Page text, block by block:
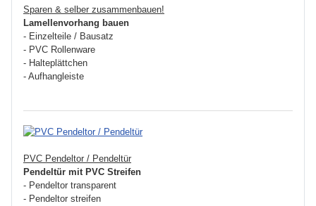
Sparen & selber zusammenbauen!
Lamellenvorhang bauen
- Einzelteile / Bausatz
- PVC Rollenware
- Halteplättchen
- Aufhangleiste
PVC Pendeltor / Pendeltür
Pendeltür mit PVC Streifen
- Pendeltor transparent
- Pendeltor streifen